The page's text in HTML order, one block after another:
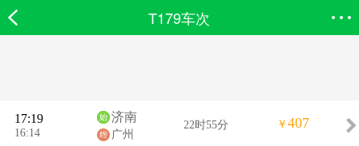
T179车次
17:19
16:14
济南
广州
22时55分 ￥ 407